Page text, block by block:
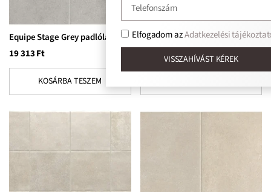
Equipe Stage Grey padlólap
19 313Ft
KOSÁRBA TESZEM
Equipe Stage Grey padlólap
18 174Ft
Elfogadom azAdatkezelési
VISSZAHÍVÁST KÉREK